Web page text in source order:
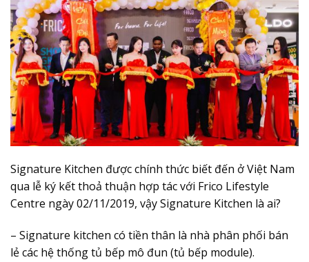
Signature Kitchen được chính thức biết đến ở Việt Nam
qua lễ ký kết thoả thuận hợp tác với Frico Lifestyle
Centre ngày 02/11/2019, vậy Signature Kitchen là ai?
– Signature kitchen có tiền thân là nhà phân phối bán
lẻ các hệ thống tủ bếp mô đun (tủ bếp module).